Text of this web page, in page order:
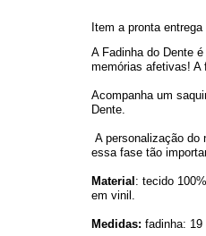
Item a pronta
A Fadinha do Dente
memórias afetivas! A
Acompanha um
Dente.
A personalização do
essa fase tão
Material : tecido
em vinil.
Medidas: fadinha: